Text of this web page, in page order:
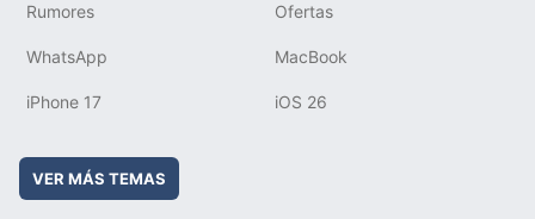
Rumores Ofertas
WhatsApp MacBook
iPhone 17 iOS 26
VER MÁS TEMAS